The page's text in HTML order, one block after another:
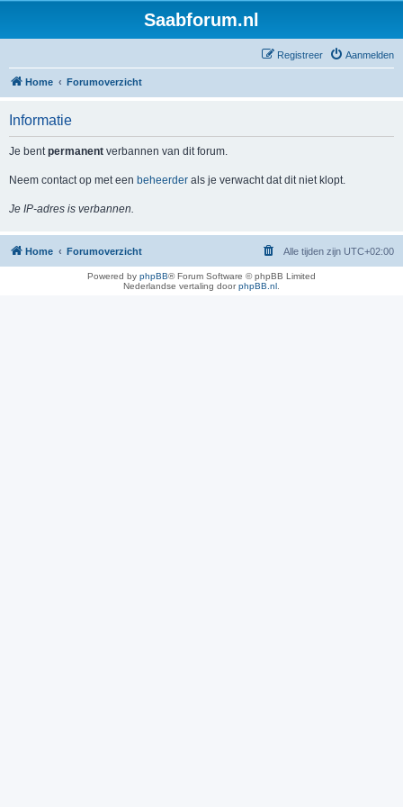
Saabforum.nl
Aanmelden
Registreer
Home Forumoverzicht
Informatie
Je bentpermanent verbannen van dit forum.
Neem contact op met een beheerder als je verwacht dat dit niet klopt.
Je IP-adres is verbannen.
Home Forumoverzicht Alle tijden zijn UTC+02:00
Powered by phpBB® Forum Software © phpBB Limited
Nederlandse vertaling doorphpBB.nl